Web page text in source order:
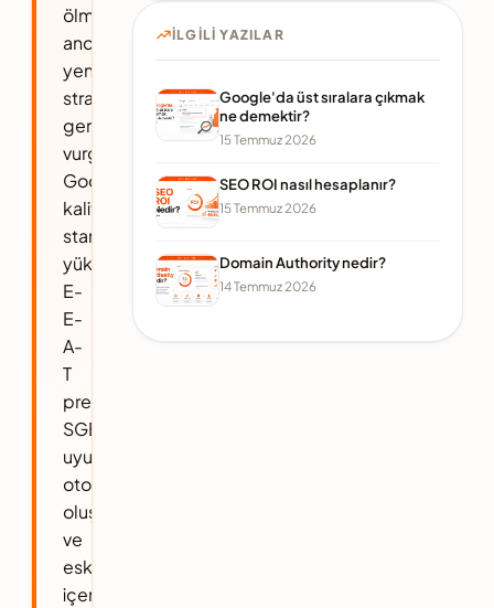
ölmediği,
ancak
yeni
stratejiler
gerektirdiği
vurgulanıyor.
Google'ın
kalite
standartları
yükselirken,
E-
E-
A-
T
prensipleri,
SGE'ye
uyum,
otorite
oluşturma
ve
eski
içerikleri
İLGILI YAZILAR
Google'da üst sıralara çıkmak
ne demektir?
15 Temmuz 2026
SEO ROI nasıl hesaplanır?
15 Temmuz 2026
Domain Authority nedir?
14 Temmuz 2026